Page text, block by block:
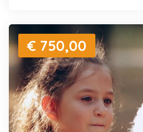
€ 750,00